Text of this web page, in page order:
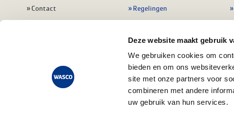
Deze website maakt gebruik
We gebruiken cookies om
bieden en om ons
site met onze partners voor
combineren met andere
uw gebruik van hun services.
Contact
Veelgestelde vragen
Regelingen
Leidingwerk
Warmwatertoestellen
Alle verwarming